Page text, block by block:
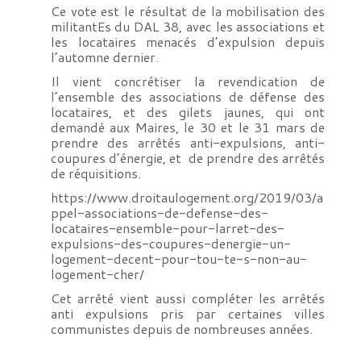
Ce vote est le résultat de la mobilisation des
militantEs du DAL 38, avec les associations et
les locataires menacés d’expulsion depuis
l’automne dernier.
Il vient concrétiser la revendication de
l’ensemble des associations de défense des
locataires, et des gilets jaunes, qui ont
demandé aux Maires, le 30 et le 31 mars de
prendre des arrêtés anti-expulsions, anti-
coupures d’énergie, et de prendre des arrêtés
de réquisitions.
https://www.droitaulogement.org/2019/03/a
ppel-associations-de-defense-des-
locataires-ensemble-pour-larret-des-
expulsions-des-coupures-denergie-un-
logement-decent-pour-tou-te-s-non-au-
logement-cher/
Cet arrêté vient aussi compléter les arrêtés
anti expulsions pris par certaines villes
communistes depuis de nombreuses années.